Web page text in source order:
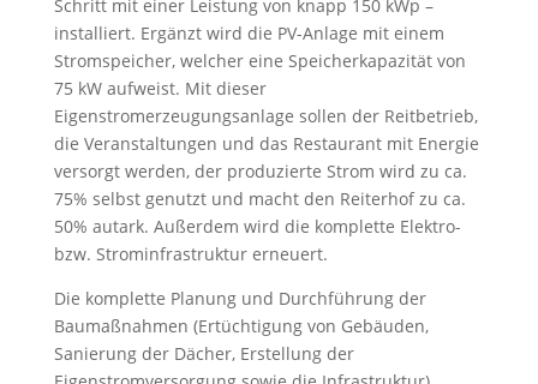
Schritt mit einer Leistung von knapp 150 kWp –
installiert. Ergänzt wird die PV-Anlage mit einem
Stromspeicher, welcher eine Speicherkapazität von
75 kW aufweist. Mit dieser
Eigenstromerzeugungsanlage sollen der Reitbetrieb,
die Veranstaltungen und das Restaurant mit Energie
versorgt werden, der produzierte Strom wird zu ca.
75% selbst genutzt und macht den Reiterhof zu ca.
50% autark. Außerdem wird die komplette Elektro-
bzw. Strominfrastruktur erneuert.
Die komplette Planung und Durchführung der
Baumaßnahmen (Ertüchtigung von Gebäuden,
Sanierung der Dächer, Erstellung der